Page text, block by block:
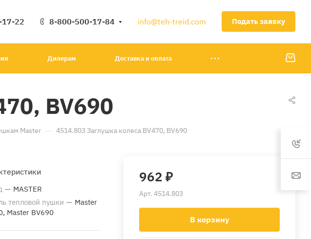
22 8-800-500-17-84 info@teh-treid.com Подать заявку
Дилерам Доставка и оплата
BV690
Master — 4514.803 Заглушка колеса BV470, BV690
962 ₽
Арт. 4514.803
В корзину
— MASTER
тепловой пушки — Master
Master BV690